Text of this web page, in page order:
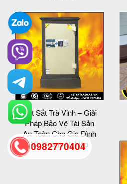
Két Sắt Trà Vinh – Giải
Pháp Bảo Vệ Tài Sản
An Toàn Cho Gia Đình
Và Doanh Nghiệp
0982770404